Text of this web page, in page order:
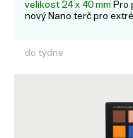
velikost 24 x 40 mm Pro
nový Nano terč pro
do týdne